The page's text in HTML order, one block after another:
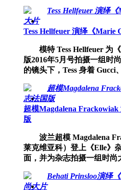
Tess Hellfeuer 演绎《Marie
模特 Tess Hellfeuer 为
版2016年5月号拍摄一组时
的镜头下，Tess 身着 Gucci
超模Magdalena
版
波兰超模 Magdalena
莱克维亚科）登上《Elle》
面，并为杂志拍摄一组时尚